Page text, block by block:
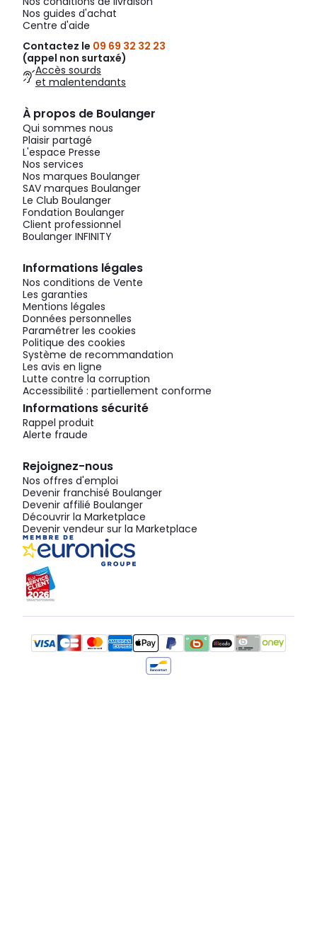
Nos guides d'achat
Centre d'aide
Contactez le 09 69 32 32 23
(appel non surtaxé)
Accès sourds
et malentendants
À propos de Boulanger
Qui sommes nous
Plaisir partagé
L'espace Presse
Nos services
Nos marques Boulanger
SAV marques Boulanger
Le Club Boulanger
Fondation Boulanger
Client professionnel
Boulanger INFINITY
Informations légales
Nos conditions de Vente
Les garanties
Mentions légales
Données personnelles
Paramétrer les cookies
Politique des cookies
Système de recommandation
Les avis en ligne
Lutte contre la corruption
Accessibilité : partiellement conforme
Informations sécurité
Rappel produit
Alerte fraude
Rejoignez-nous
Nos offres d'emploi
Devenir franchisé Boulanger
Devenir affilié Boulanger
Découvrir la Marketplace
Devenir vendeur sur la Marketplace